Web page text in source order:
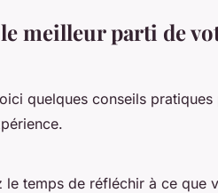
meilleur parti de
quelques conseils
le temps de réfléchir à ce que